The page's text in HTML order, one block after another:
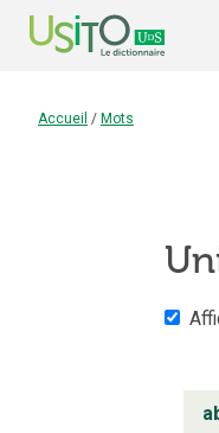
Accueil / Mots